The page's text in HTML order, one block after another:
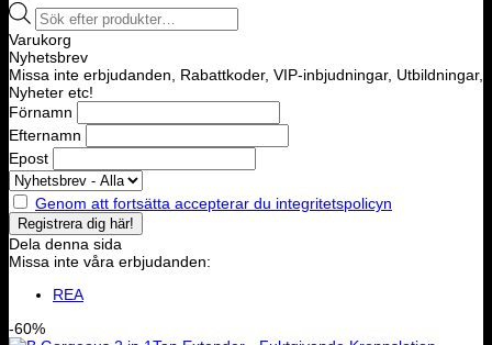
Products
search
Varukorg
Nyhetsbrev
Missa inte erbjudanden, Rabattkoder, VIP-inbjudningar, Utbildningar,
Nyheter etc!
Förnamn
Efternamn
Epost
Genom att fortsätta accepterar du integritetspolicyn
Dela denna sida
Missa inte våra erbjudanden:
REA
-60%